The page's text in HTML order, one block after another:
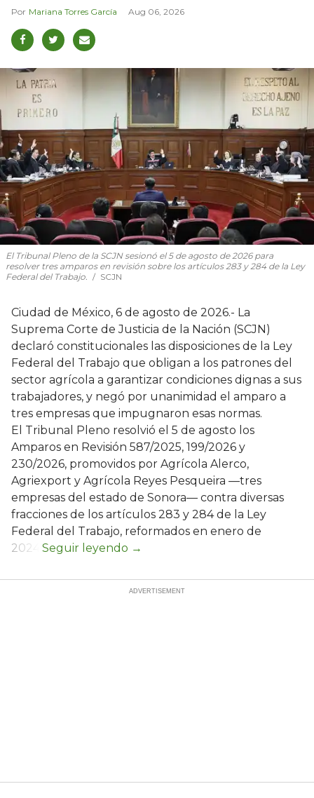
Mariana Torres García Aug 06, 2026
El Tribunal Pleno de la SCJN sesionó el 5 de agosto de 2026 para
resolver tres amparos en revisión sobre los artículos 283 y 284 de la Ley
Federal del Trabajo.
SCJN
Ciudad de México, 6 de agosto de 2026.- La
Suprema Corte de Justicia de la Nación (SCJN)
declaró constitucionales las disposiciones de la Ley
Federal del Trabajo que obligan a los patrones del
sector agrícola a garantizar condiciones dignas a sus
trabajadores, y negó por unanimidad el amparo a
tres empresas que impugnaron esas normas.
El Tribunal Pleno resolvió el 5 de agosto los
Amparos en Revisión 587/2025, 199/2026 y
230/2026, promovidos por Agrícola Alerco,
Agriexport y Agrícola Reyes Pesqueira —tres
empresas del estado de Sonora— contra diversas
fracciones de los artículos 283 y 284 de la Ley
Federal del Trabajo, reformados en enero de
2024.